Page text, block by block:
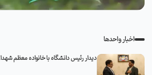
اخبار واحدها
دیدار رئیس دانشگاه با خانواده معظم شهدا